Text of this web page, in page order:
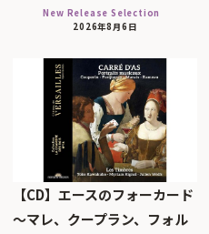
New Release Selection
2026年8月6日
【CD】エースのフォーカード
～マレ、クープラン、フォル